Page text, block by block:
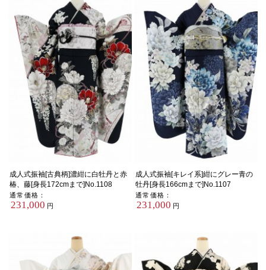
成人式振袖[古典柄]濃紺に白牡丹と赤
椿、藤[身長172cmまで]No.1108
通常価格：
231,000 円
成人式振袖[キレイ系]紺にグレー青の
牡丹[身長166cmまで]No.1107
通常価格：
231,000 円